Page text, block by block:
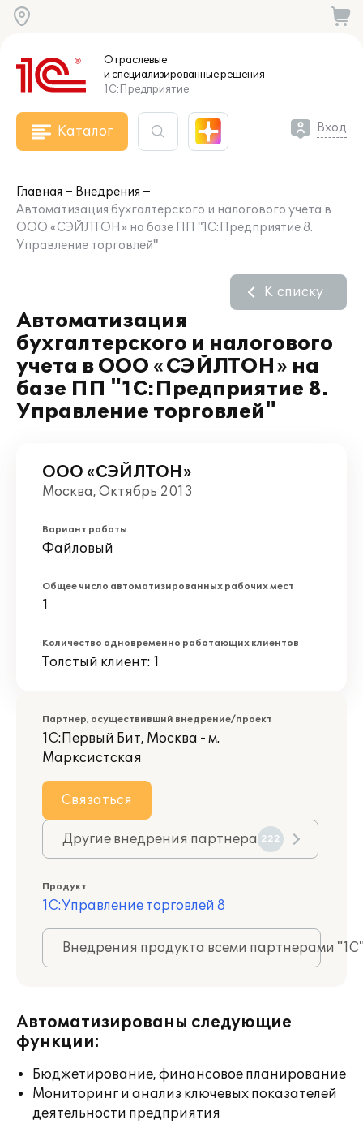
Отраслевые
и специализированныерешения
1С:Предприятие
Каталог Вход
Главная
Внедрения
Автоматизация бухгалтерского и налогового учета в
ООО «СЭЙЛТОН» на базе ПП "1С:Предприятие 8.
Управление торговлей"
Автоматизация
бухгалтерского и налогового
учета в ООО «СЭЙЛТОН» на
базе ПП "1С:Предприятие 8.
Управление торговлей"
К списку
ООО «СЭЙЛТОН»
Москва, Октябрь 2013
Вариант работы
Файловый
Общее число автоматизированных рабочих мест
1
Количество одновременно работающих клиентов
Толстый клиент: 1
Партнер, осуществивший внедрение/проект
1С:Первый Бит, Москва - м.
Марксистская
Связаться
Другие внедрения партнера 222
Продукт
1С:Управление торговлей 8
Внедрения продукта всеми партнерами
Автоматизированы следующие
функции:
Бюджетирование, финансовое планирование
Мониторинг и анализ ключевых показателей
деятельности предприятия